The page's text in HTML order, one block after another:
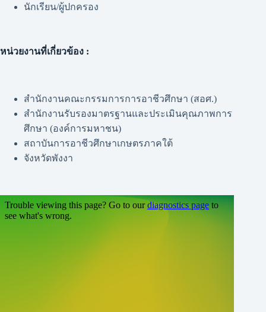
นักเรียน/ผู้ปกครอง
หน่วยงานที่เกี่ยวข้อง :
สำนักงานคณะกรรมการการอาชีวศึกษา (สอศ.)
สำนักงานรับรองมาตรฐานและประเมินคุณภาพการ
ศึกษา (องค์การมหาชน)
สถาบันการอาชีวศึกษาเกษตรภาคใต้
จังหวัดพังงา